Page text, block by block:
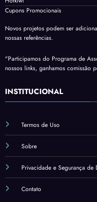
Cupons Promocionais
Novos projetos podem ser
nossas referências.
"Participamos do Programa de
nossos links, ganhamos comissão
INSTITUCIONAL
Termos de Uso
Sobre
Privacidade e Segurança de
Contato